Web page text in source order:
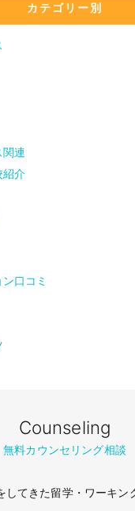
カテゴリー別
関連
紹介
口コミ
Counseling
無料カウンセリング相談
してきた留学・ワーキン